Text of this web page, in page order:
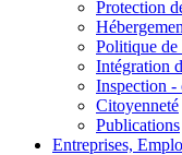
Protection
Politique
Intégration
Inspection -
Citoyenneté
Publications
Entreprises,